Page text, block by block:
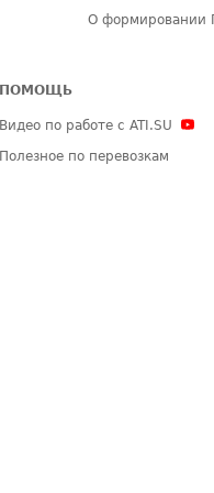
О формировании
ПОМОЩЬ
Видео по работе с ATI.SU
Полезное по перевозкам